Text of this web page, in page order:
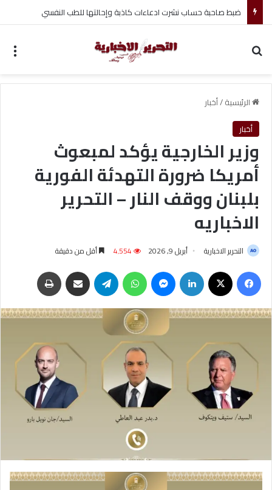
ضبط صاحبة حساب نشرت ادعاءات كاذبة وإحالتها للطب النفسي
الرئيسية/أخبار
أخبار
وزير الخارجية يؤكد لمبعوث
أمريكا ضرورة التهدئة الفورية
بلبنان ووقف النار – التحرير
الاخباريه
التحرير الاخبارية أبريل 9, 2026 4٬554 أقل من دقيقة